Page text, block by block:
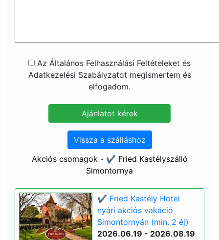
Az Általános Felhasználási Feltételeket és
Adatkezelési Szabályzatot megismertem és
elfogadom.
Vissza a szálláshoz
Akciós csomagok - ✔️ Fried Kastélyszálló
Simontornya
✔️ Fried Kastély Hotel
nyári akciós vakáció
Simontornyán (min. 2 éj)
2026.06.19 - 2026.08.19